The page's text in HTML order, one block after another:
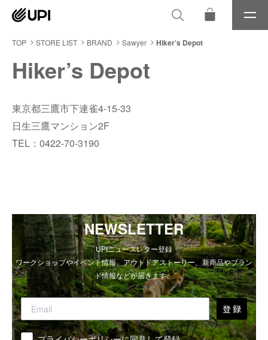
メ
ニ
TOP STORE LIST BRAND Sawyer Hiker’s Depot
Hiker’s Depot
東京都三鷹市下連雀4-15-33
日生三鷹マンション2F
TEL：0422-70-3190
NEWSLETTER
UPIニュースレター登録
ワークショップやイベント情報、アウトドアストーリー、新商品やブラン
ド情報などが届きます。
登 録
同意